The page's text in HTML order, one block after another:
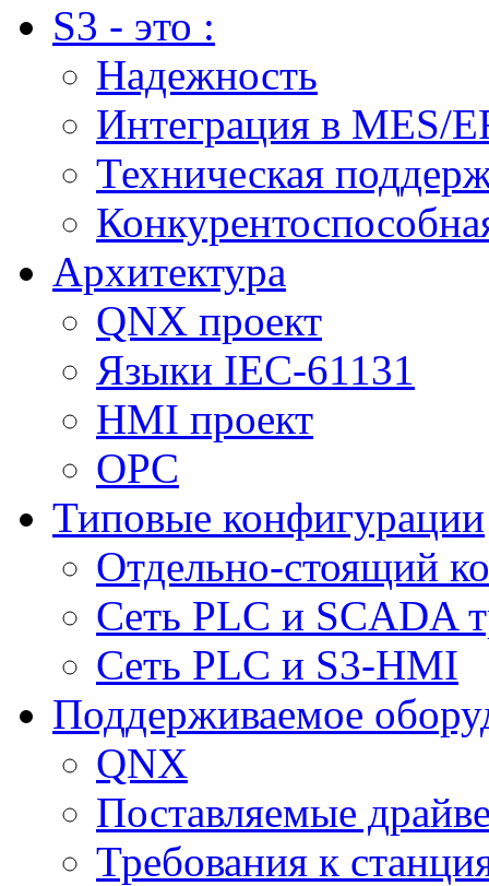
S3 - это :
Надежность
Интеграция в MES/
Техническая
Архитектура
QNX проект
Языки IEC-61131
HMI проект
ОPC
Типовые конфигурации
Отдельно-стоящий
Сеть PLC и SCADA
Сеть PLC и S3-HMI
Поддерживаемое
QNX
Поставляемые
Требования к